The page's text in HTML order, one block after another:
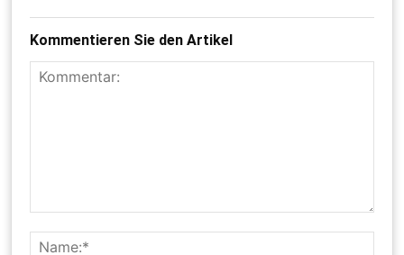
Kommentieren Sie den Artikel